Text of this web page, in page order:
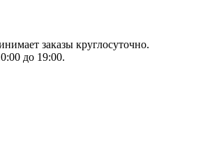
заказы круглосуточно.
до 19:00.